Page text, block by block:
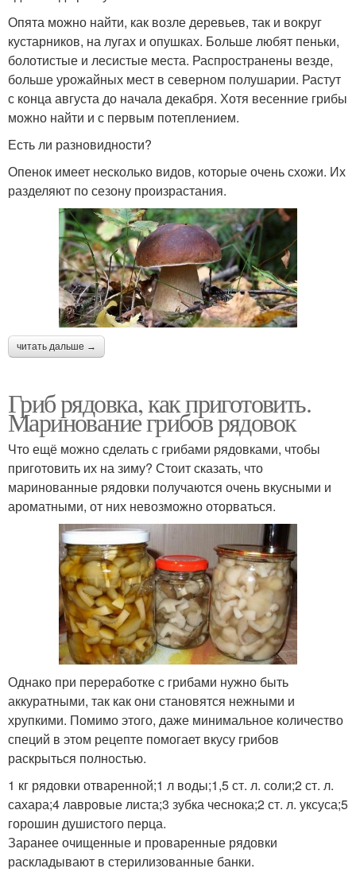
Опята можно найти, как возле деревьев, так и вокруг
кустарников, на лугах и опушках. Больше любят пеньки,
болотистые и лесистые места. Распространены везде,
больше урожайных мест в северном полушарии. Растут
с конца августа до начала декабря. Хотя весенние грибы
можно найти и с первым потеплением.
Есть ли разновидности?
Опенок имеет несколько видов, которые очень схожи. Их
разделяют по сезону произрастания.
читать дальше →
Гриб рядовка, как приготовить.
Маринование грибов рядовок
Что ещё можно сделать с грибами рядовками, чтобы
приготовить их на зиму? Стоит сказать, что
маринованные рядовки получаются очень вкусными и
ароматными, от них невозможно оторваться.
Однако при переработке с грибами нужно быть
аккуратными, так как они становятся нежными и
хрупкими. Помимо этого, даже минимальное количество
специй в этом рецепте помогает вкусу грибов
раскрыться полностью.
1 кг рядовки отваренной;1 л воды;1,5 ст. л. соли;2 ст. л.
сахара;4 лавровые листа;3 зубка чеснока;2 ст. л. уксуса;5
горошин душистого перца.
Заранее очищенные и проваренные рядовки
раскладывают в стерилизованные банки.